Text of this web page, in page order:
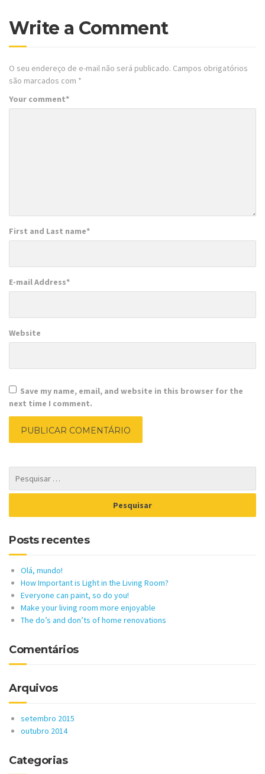
Write a Comment
O seu endereço de e-mail não será publicado. Campos obrigatórios
são marcados com *
Your comment*
First and Last name*
E-mail Address*
Website
Save my name, email, and website in this browser for the
next time I comment.
Posts recentes
Olá, mundo!
How Important is Light in the Living Room?
Everyone can paint, so do you!
Make your living room more enjoyable
The do’s and don’ts of home renovations
Comentários
Arquivos
setembro 2015
outubro 2014
Categorias